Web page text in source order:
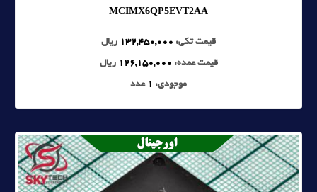
MCIMX6QP5EVT2AA
قیمت تکی: 132,450,000 ریال
قیمت عمده: 126,150,000 ریال
موجودی: 1 عدد